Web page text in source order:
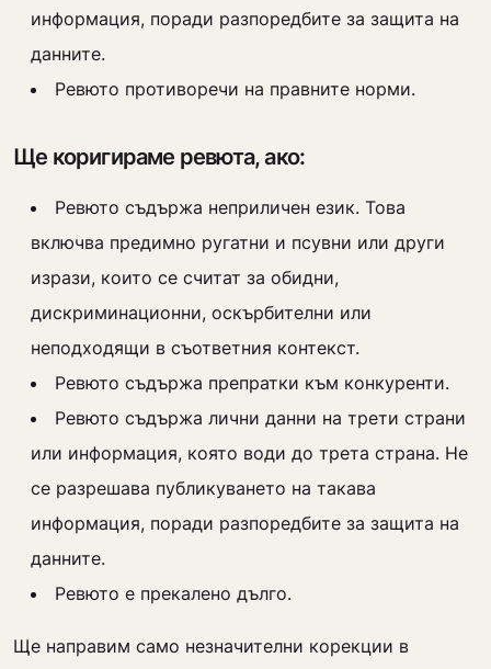
информация, поради разпоредбите за защита на
данните.
Ревюто противоречи на правните норми.
Ще коригираме ревюта, ако:
Ревюто съдържа неприличен език. Това
включва предимно ругатни и псувни или други
изрази, които се считат за обидни,
дискриминационни, оскърбителни или
неподходящи в съответния контекст.
Ревюто съдържа препратки към конкуренти.
Ревюто съдържа лични данни на трети страни
или информация, която води до трета страна. Не
се разрешава публикуването на такава
информация, поради разпоредбите за защита на
данните.
Ревюто е прекалено дълго.
Ще направим само незначителни корекции в